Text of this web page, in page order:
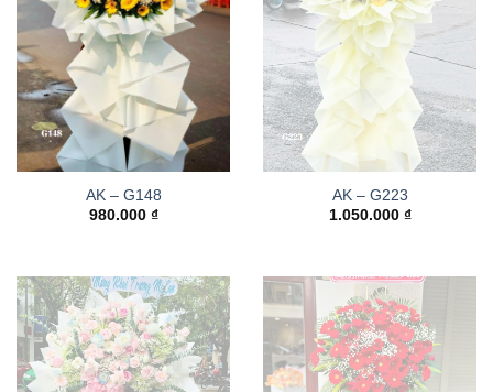
AK – G148
980.000 ₫
AK – G223
1.050.000 ₫